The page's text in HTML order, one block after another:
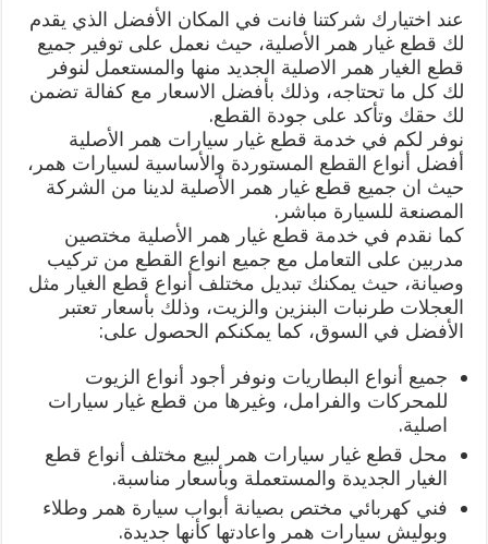
عند اختيارك شركتنا فانت في المكان الأفضل الذي يقدم
لك قطع غيار همر الأصلية، حيث نعمل على توفير جميع
قطع الغيار همر الاصلية الجديد منها والمستعمل لنوفر
لك كل ما تحتاجه، وذلك بأفضل الاسعار مع كفالة تضمن
لك حقك وتأكد على جودة القطع.
نوفر لكم في خدمة قطع غيار سيارات همر الأصلية
أفضل أنواع القطع المستوردة والأساسية لسيارات همر،
حيث ان جميع قطع غيار همر الأصلية لدينا من الشركة
المصنعة للسيارة مباشر.
كما نقدم في خدمة قطع غيار همر الأصلية مختصين
مدربين على التعامل مع جميع انواع القطع من تركيب
وصيانة، حيث يمكنك تبديل مختلف أنواع قطع الغيار مثل
العجلات طرنبات البنزين والزيت، وذلك بأسعار تعتبر
الأفضل في السوق، كما يمكنكم الحصول على:
جميع أنواع البطاريات ونوفر أجود أنواع الزيوت
للمحركات والفرامل، وغيرها من قطع غيار سيارات
اصلية.
محل قطع غيار سيارات همر لبيع مختلف أنواع قطع
الغيار الجديدة والمستعملة وبأسعار مناسبة.
فني كهربائي مختص بصيانة أبواب سيارة همر وطلاء
وبوليش سيارات همر واعادتها كأنها جديدة.